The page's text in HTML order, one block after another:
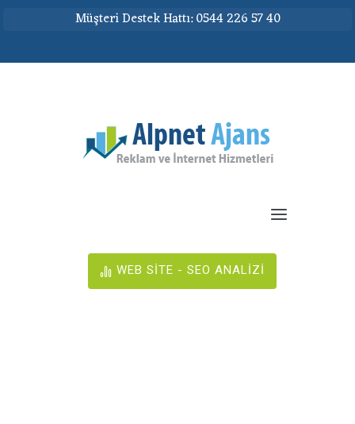
Müşteri Destek Hattı: 0544 226 57 40
WEB SİTE - SEO ANALİZİ